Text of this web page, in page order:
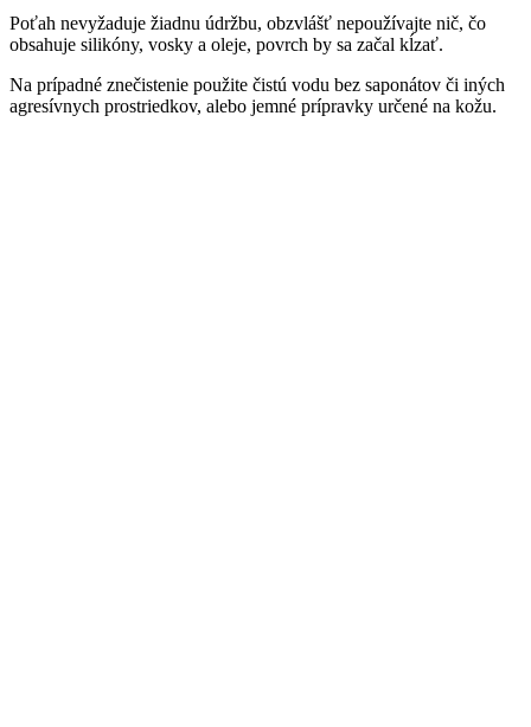
Poťah nevyžaduje žiadnu údržbu, obzvlášť nepoužívajte nič, čo
obsahuje silikóny, vosky a oleje, povrch by sa začal kĺzať.
Na prípadné znečistenie použite čistú vodu bez saponátov či iných
agresívnych prostriedkov, alebo jemné prípravky určené na kožu.